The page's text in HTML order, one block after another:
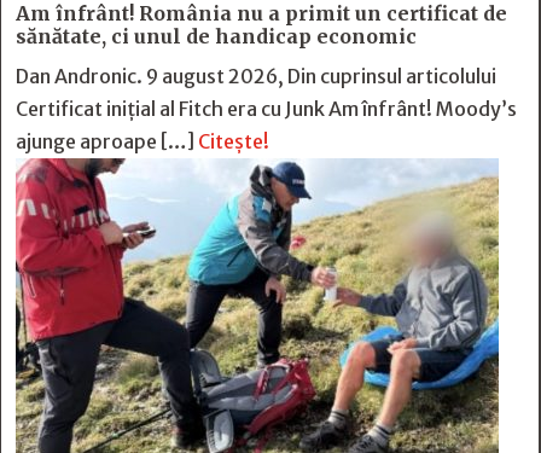
Am înfrânt! România nu a primit un certificat de
sănătate, ci unul de handicap economic
Dan Andronic. 9 august 2026, Din cuprinsul articolului
Certificat inițial al Fitch era cu Junk Am înfrânt! Moody’s
ajunge aproape […] Citește!